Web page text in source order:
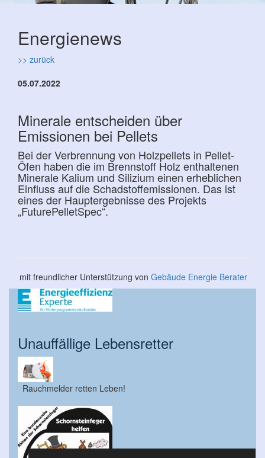
Energienews
>> zurück
05.07.2022
Minerale entscheiden über
Emissionen bei Pellets
Bei der Verbrennung von Holzpellets in Pellet-
Öfen haben die im Brennstoff Holz enthaltenen
Minerale Kalium und Silizium einen erheblichen
Einfluss auf die Schadstoffemissionen. Das ist
eines der Hauptergebnisse des Projekts
„FuturePelletSpec“.
mit freundlicher Unterstützung von Gebäude Energie Berater
Unauffällige Lebensretter
Rauchmelder retten Leben!